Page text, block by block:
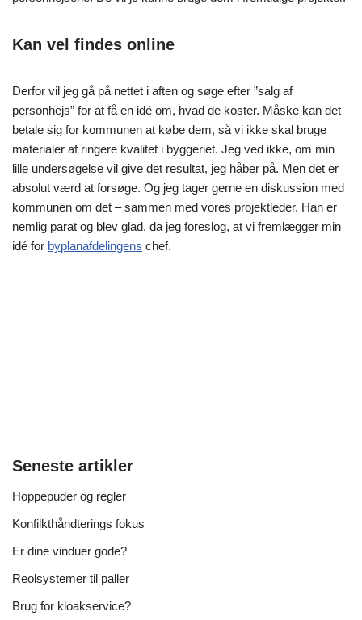
Kan vel findes online
Derfor vil jeg gå på nettet i aften og søge efter ”salg af
personhejs” for at få en idé om, hvad de koster. Måske kan det
betale sig for kommunen at købe dem, så vi ikke skal bruge
materialer af ringere kvalitet i byggeriet. Jeg ved ikke, om min
lille undersøgelse vil give det resultat, jeg håber på. Men det er
absolut værd at forsøge. Og jeg tager gerne en diskussion med
kommunen om det – sammen med vores projektleder. Han er
nemlig parat og blev glad, da jeg foreslog, at vi fremlægger min
idé for byplanafdelingens chef.
Seneste artikler
Hoppepuder og regler
Konfilkthåndterings fokus
Er dine vinduer gode?
Reolsystemer til paller
Brug for kloakservice?